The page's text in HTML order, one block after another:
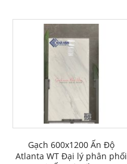
Gạch 600x1200 Ấn Độ
Atlanta WT Đại lý phân phối